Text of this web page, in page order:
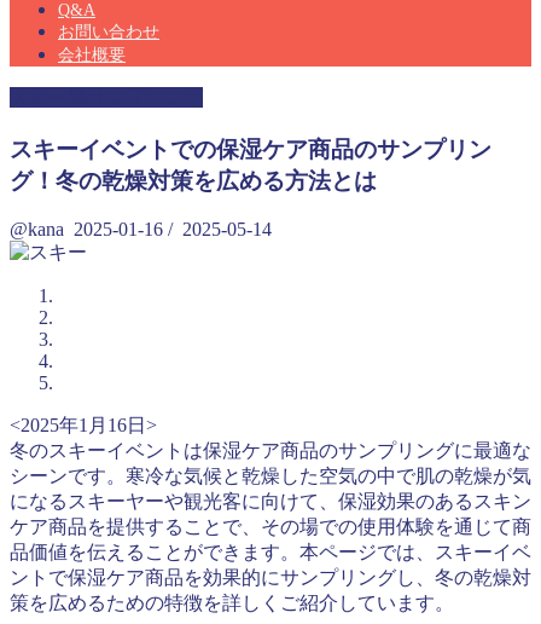
Q&A
お問い合わせ
会社概要
スキーイベントでの保湿ケア商品のサンプリン
グ！冬の乾燥対策を広める方法とは
@kana 2025-01-16 / 2025-05-14
<2025年1月16日>
冬のスキーイベントは保湿ケア商品のサンプリングに最適な
シーンです。寒冷な気候と乾燥した空気の中で肌の乾燥が気
になるスキーヤーや観光客に向けて、保湿効果のあるスキン
ケア商品を提供することで、その場での使用体験を通じて商
品価値を伝えることができます。本ページでは、スキーイベ
ントで保湿ケア商品を効果的にサンプリングし、冬の乾燥対
策を広めるための特徴を詳しくご紹介しています。